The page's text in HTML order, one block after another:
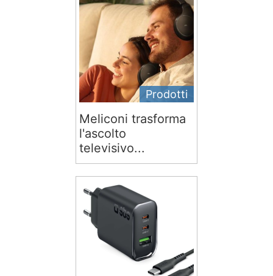
Prodotti
Meliconi trasforma
l'ascolto
televisivo...